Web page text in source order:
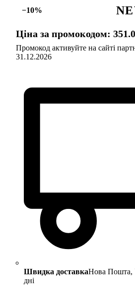
−10%
Ціна за промокодом: 351.
Промокод активуйте на сайті
31.12.2026
Швидка доставкаНова Пошта,
дні